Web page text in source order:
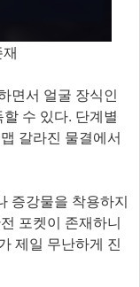
면서 얼굴 장식인
수 있다. 단계별
갈라진 물결에서
증강물을 착용하지
포켓이 존재하니
제일 무난하게 진